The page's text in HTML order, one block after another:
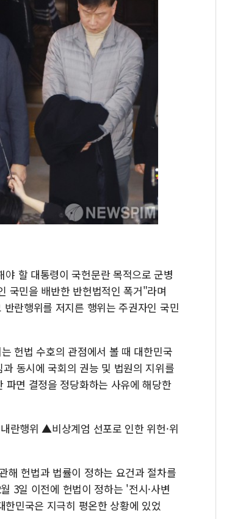
할 대통령이 국헌문란 목적으로 군병
국민을 배반한 반헌법적인 폭거"라며
란행위를 저지른 행위는 주권자인 국민
헌법 수호의 관점에서 볼 때 대한민국
동시에 국회의 권능 및 법원의 지위를
면 결정을 정당화하는 사유에 해당한
란행위 ▲비상계엄 선포로 인한 위헌·위
해 헌법과 법률이 정하는 요건과 절차를
3일 이전에 헌법이 정하는 '전시·사변
민국은 지극히 평온한 상황에 있었